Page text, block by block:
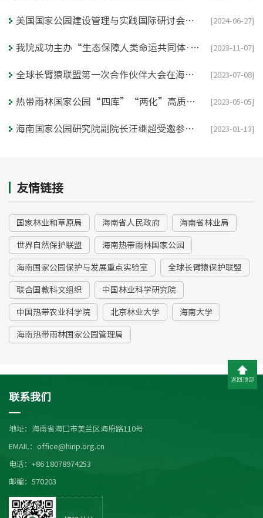
[2024-06-27]
美国国家公园建设管理与实践国际研讨会在海南大学举行
[2023-11-07]
我院成功主办“生态保障人类命运共同体·自然保护地国际论坛 ”
[2023-07-08]
全球长臂猿联盟第一次合作伙伴大会在海口召开
[2023-05-05]
热带雨林国家公园“四库”“两化”高质量发展研讨会在五指山市召开
[2023-01-13]
海南国家公园研究院副院长汪继超受邀参加生物多样性公约》第十五次缔约方大会第二阶段会议并接受《焦点访谈》采访
友情链接
国家林业和草原局 海南省人民政府 海南省林业局
世界自然保护联盟 海南热带雨林国家公园
海南国家公园保护与发展重点实验室 全球长臂猿保护联盟
联合国教科文组织 中国林业科学研究院
中国热带农业科学院 北京林业大学 海南大学
海南热带雨林国家公园管理局
返回顶部
联系我们
地址：海南省海口市美兰区海府路110号
EMAIL：office@hinp.org.cn
电话：+86 18078974253
邮编：570203